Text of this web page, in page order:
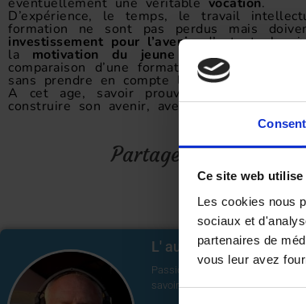
Ce site web
Les cookies nous
sociaux et
partenaires de
vous leur avez
D’expérience, le temps, le travail
formation ne sont pas perdus mais
investissement pour l’avenir, d’autant plus
la motivation du jeune à faire aboutir
comparaison d’une formation
sans prendre en compte les aides, contre
A cet age, savoir prouver sa motivation
construire son avenir, avec un si faible
Partager cet article :
L' auteur : Jean-Marc
Passionné d’aéronautique
savoir conduire, d’abord sur